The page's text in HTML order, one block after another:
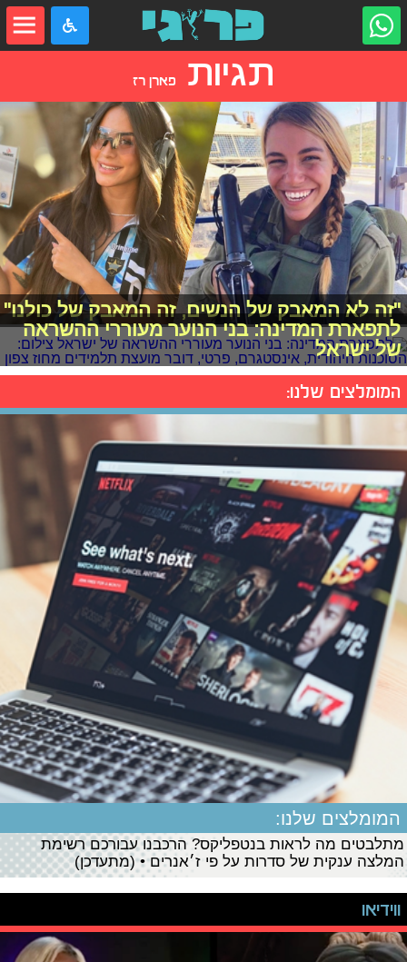
תגיות פארן רז
"זה לא המאבק של הנשים, זה המאבק של כולנו"
לתפארת המדינה: בני הנוער מעוררי ההשראה
של ישראל
המומלצים שלנו:
המומלצים שלנו:
מתלבטים מה לראות בנטפליקס? הרכבנו עבורכם רשימת
המלצה ענקית של סדרות על פי ז׳אנרים • (מתעדכן)
ווידיאו